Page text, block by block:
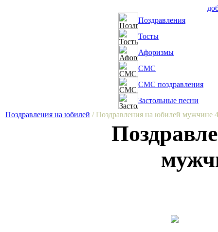
Поздравления
Тосты
Афоризмы
СМС
СМС поздравления
Застольные песни
Поздравления на юбилей / Поздравления на юбилей мужчине